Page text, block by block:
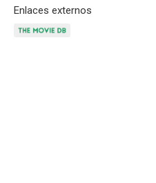
Enlaces externos